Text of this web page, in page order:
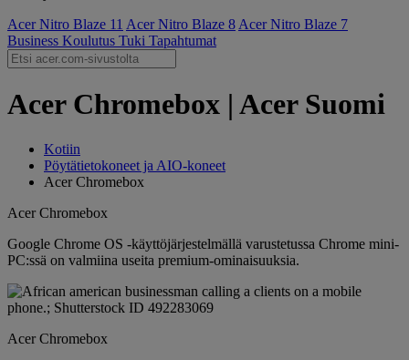
Acer Nitro Blaze 11 Acer Nitro Blaze 8 Acer Nitro Blaze 7
Business Koulutus Tuki Tapahtumat
Acer Chromebox | Acer Suomi
Kotiin
Pöytätietokoneet ja AIO-koneet
Acer Chromebox
Acer Chromebox
Google Chrome OS -käyttöjärjestelmällä varustetussa Chrome mini-
PC:ssä on valmiina useita premium-ominaisuuksia.
Acer Chromebox